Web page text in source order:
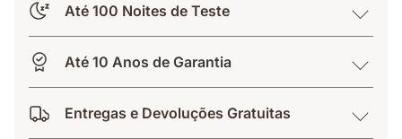
Até 100 Noites de Teste
Até 10 Anos de Garantia
Entregas e Devoluções Gratuitas